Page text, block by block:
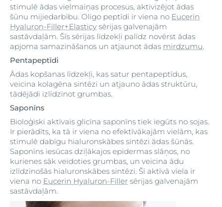
stimulē ādas vielmaiņas procesus, aktivizējot ādas
šūnu mijiedarbību. Oligo peptīdi ir viena no Eucerin
Hyaluron-Filler+Elasticy sērijas galvenajām
sastāvdaļām. Šīs sērijas līdzekļi palīdz novērst ādas
apjoma samazināšanos un atjaunot ādas mirdzumu.
Pentapeptīdi
Ādas kopšanas līdzekļi, kas satur pentapeptīdus,
veicina kolagēna sintēzi un atjauno ādas struktūru,
tādējādi izlīdzinot grumbas.
Saponīns
Bioloģiski aktīvais glicīna saponīns tiek iegūts no sojas.
Ir pierādīts, ka tā ir viena no efektīvākajām vielām, kas
stimulē dabīgu hialuronskābes sintēzi ādas šūnās.
Saponīns iesūcas dziļākajos epidermas slāņos, no
kurienes sāk veidoties grumbas, un veicina ādu
izlīdzinošās hialuronskābes sintēzi. Šī aktīvā viela ir
viena no Eucerin Hyaluron-Filler sērijas galvenajām
sastāvdaļām.